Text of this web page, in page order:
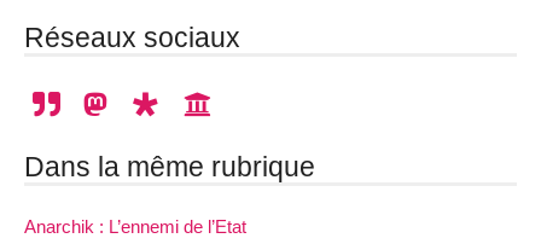
Réseaux sociaux
Dans la même rubrique
Anarchik : L’ennemi de l’Etat